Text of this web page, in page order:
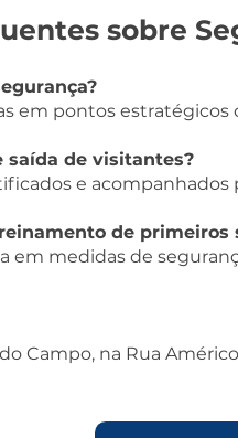
sobre
em pontos
saída de visitantes?
e
de primeiros
em medidas de
Campo, na Rua